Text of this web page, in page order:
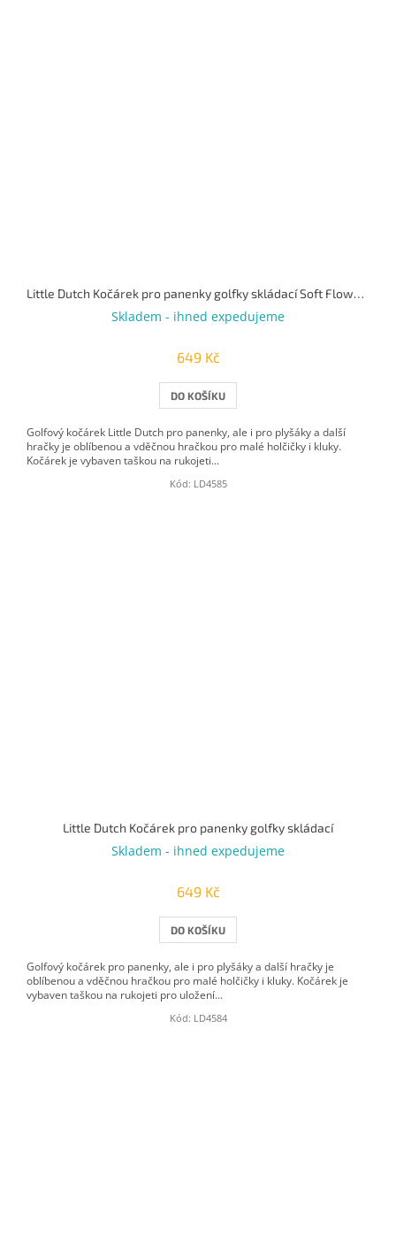
Little Dutch Kočárek pro panenky golfky skládací Soft Flowers
Skladem - ihned expedujeme
649 Kč
DO KOŠÍKU
Golfový kočárek Little Dutch pro panenky, ale i pro plyšáky a další
hračky je oblíbenou a vděčnou hračkou pro malé holčičky i kluky.
Kočárek je vybaven taškou na rukojeti...
Kód: LD4585
Little Dutch Kočárek pro panenky golfky skládací
Skladem - ihned expedujeme
649 Kč
DO KOŠÍKU
Golfový kočárek pro panenky, ale i pro plyšáky a další hračky je
oblíbenou a vděčnou hračkou pro malé holčičky i kluky. Kočárek je
vybaven taškou na rukojeti pro uložení...
Kód: LD4584